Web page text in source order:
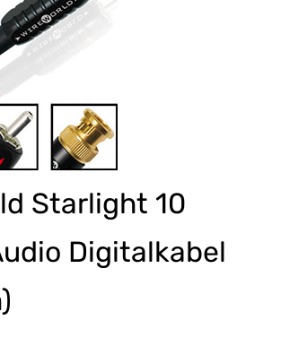
Starlight 10
Digitalkabel